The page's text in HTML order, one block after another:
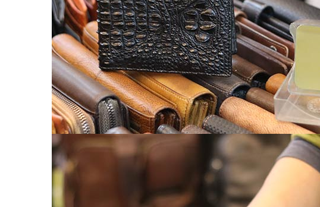
Túi đựng iPad Air – iPad Pro
Túi Da Cầm Tay Nam
Túi đeo hông, thắt lưng
Túi da đeo ngực, đeo bụng
Túi đựng macbook
Balo Da Nam
Balo đựng Laptop 13-14″ inch
Balo đựng Laptop 15-16″ inch